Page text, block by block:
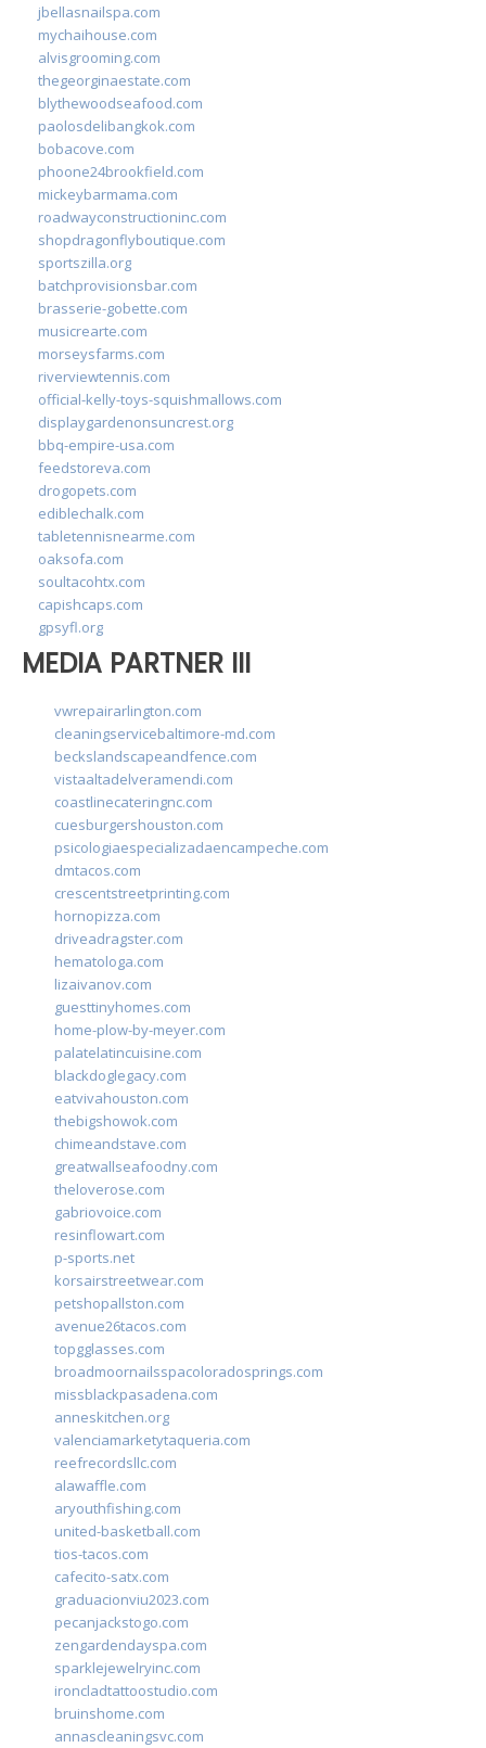
jbellasnailspa.com
mychaihouse.com
alvisgrooming.com
thegeorginaestate.com
blythewoodseafood.com
paolosdelibangkok.com
bobacove.com
phoone24brookfield.com
mickeybarmama.com
roadwayconstructioninc.com
shopdragonflyboutique.com
sportszilla.org
batchprovisionsbar.com
brasserie-gobette.com
musicrearte.com
morseysfarms.com
riverviewtennis.com
official-kelly-toys-squishmallows.com
displaygardenonsuncrest.org
bbq-empire-usa.com
feedstoreva.com
drogopets.com
ediblechalk.com
tabletennisnearme.com
oaksofa.com
soultacohtx.com
capishcaps.com
gpsyfl.org
MEDIA PARTNER III
vwrepairarlington.com
cleaningservicebaltimore-md.com
beckslandscapeandfence.com
vistaaltadelveramendi.com
coastlinecateringnc.com
cuesburgershouston.com
psicologiaespecializadaencampeche.com
dmtacos.com
crescentstreetprinting.com
hornopizza.com
driveadragster.com
hematologa.com
lizaivanov.com
guesttinyhomes.com
home-plow-by-meyer.com
palatelatincuisine.com
blackdoglegacy.com
eatvivahouston.com
thebigshowok.com
chimeandstave.com
greatwallseafoodny.com
theloverose.com
gabriovoice.com
resinflowart.com
p-sports.net
korsairstreetwear.com
petshopallston.com
avenue26tacos.com
topgglasses.com
broadmoornailsspacoloradosprings.com
missblackpasadena.com
anneskitchen.org
valenciamarketytaqueria.com
reefrecordsllc.com
alawaffle.com
aryouthfishing.com
united-basketball.com
tios-tacos.com
cafecito-satx.com
graduacionviu2023.com
pecanjackstogo.com
zengardendayspa.com
sparklejewelryinc.com
ironcladtattoostudio.com
bruinshome.com
annascleaningsvc.com